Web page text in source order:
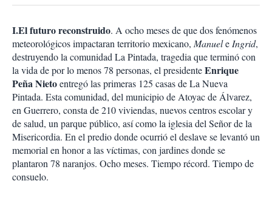
o
m
p
a
r
t
i
r
I.El futuro reconstruido. A ocho meses de que dos fenómenos
meteorológicos impactaran territorio mexicano, Manuele Ingrid,
destruyendo la comunidad La Pintada, tragedia que terminó con
la vida de por lo menos 78 personas, el presidenteEnrique
Peña Nietoentregó las primeras 125 casas de La Nueva
Pintada. Esta comunidad, del municipio de Atoyac de Álvarez,
en Guerrero, consta de 210 viviendas, nuevos centros escolar y
de salud, un parque público, así como la iglesia del Señor de la
Misericordia. En el predio donde ocurrió el deslave se levantó un
memorial en honor a las víctimas, con jardines donde se
plantaron 78 naranjos. Ocho meses. Tiempo récord. Tiempo de
consuelo.